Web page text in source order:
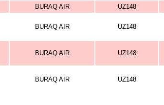
BURAQ AIR UZ148
BURAQ AIR UZ148
BURAQ AIR UZ148
BURAQ AIR UZ148